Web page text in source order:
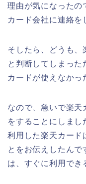
理由が気になったの
カード会社に連絡を
そしたら、どうも、
と判断してしまった
カードが使えなかっ
なので、急いで楽天
をすることにしま
利用した楽天カード
とをお伝えしたんで
は、すぐに利用でき